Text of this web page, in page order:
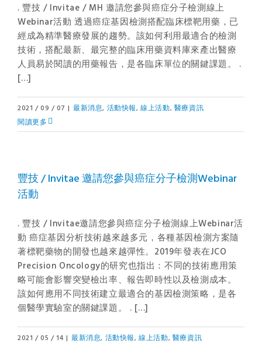
. 豐技 / Invitae / MH 邀請您參與癌症分子檢測線上
Webinar活動 透過癌症基因檢測搭配臨床標靶用藥，已
經成為精準醫療發展的趨勢。該如何利用最適合的檢測
技術，搭配最新、最完整的臨床用藥資料庫來產出醫療
人員易於閱讀的用藥報告，是各臨床單位的關鍵課題。 .
[…]
2021 / 09 / 07 | 最新消息, 活動快報,線上活動, 醫療資訊
閱讀更多
豐技 / Invitae 邀請您參與癌症分子檢測Webinar
活動
. 豐技 / Invitae邀請您參與癌症分子檢測線上Webinar活
動 癌症基因分析技術越來越多元，各種基因檢測方案隨
著標靶藥物的開發也越來越彈性。2019年發表在JCO
Precision Oncology的研究也指出：不同的技術應用策
略可能會影響突變檢出率、報告即時性以及檢測成本。
該如何應用不同技術建立最適合的基因檢測策略，是各
個醫學實驗室的關鍵課題。 . […]
2021 / 05 / 14 | 最新消息, 活動快報,線上活動, 醫療資訊